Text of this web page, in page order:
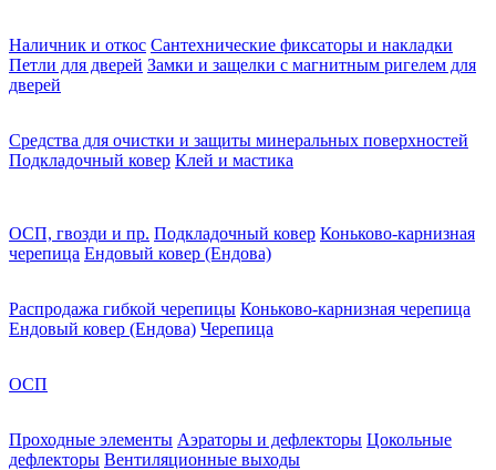
Наличник и откос Сантехнические фиксаторы и накладки
Петли для дверей Замки и защелки с магнитным ригелем для
дверей
Средства для очистки и защиты минеральных поверхностей
Подкладочный ковер Клей и мастика
ОСП, гвозди и пр. Подкладочный ковер Коньково-карнизная
черепица Ендовый ковер (Ендова)
Распродажа гибкой черепицы Коньково-карнизная черепица
Ендовый ковер (Ендова) Черепица
ОСП
Проходные элементы Аэраторы и дефлекторы Цокольные
дефлекторы Вентиляционные выходы